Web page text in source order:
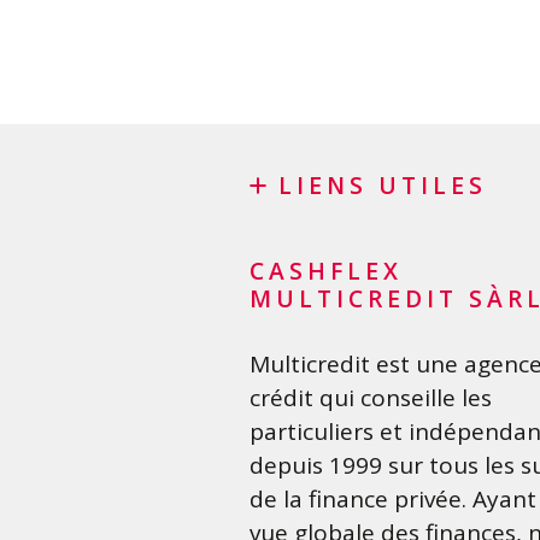
LIENS UTILES
Demande de sponsoring
FAQ
Liste de contrôle
Conditions générales
Politique de confidentialité
CASHFLEX
MULTICREDIT SÀRL
Multicredit est une
crédit qui conseille les
particuliers et
depuis 1999 sur tous les
de la finance privée.
vue globale des finances,